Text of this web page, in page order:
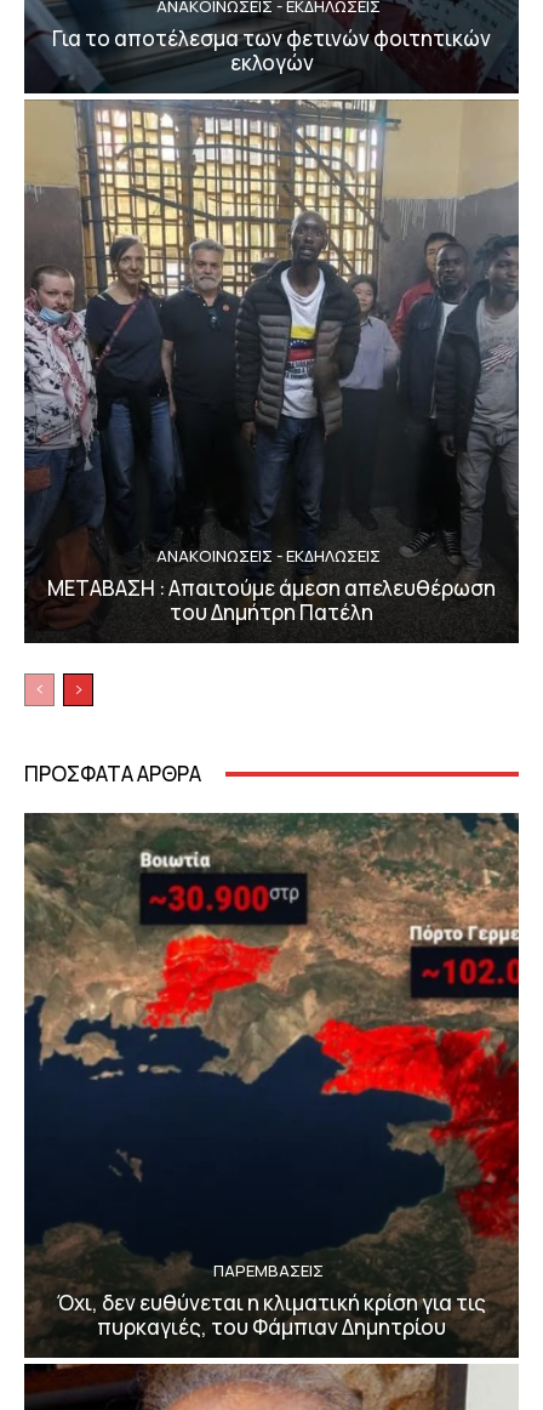
ΑΝΑΚΟΙΝΩΣΕΙΣ - ΕΚΔΗΛΩΣΕΙΣ
Για το αποτέλεσμα των φετινών φοιτητικών
εκλογών
ΑΝΑΚΟΙΝΩΣΕΙΣ - ΕΚΔΗΛΩΣΕΙΣ
ΜΕΤΑΒΑΣΗ : Απαιτούμε άμεση απελευθέρωση
του Δημήτρη Πατέλη
ΠΡΟΣΦΑΤΑ ΑΡΘΡΑ
ΠΑΡΕΜΒΑΣΕΙΣ
Όχι, δεν ευθύνεται η κλιματική κρίση για τις
πυρκαγιές, του Φάμπιαν Δημητρίου